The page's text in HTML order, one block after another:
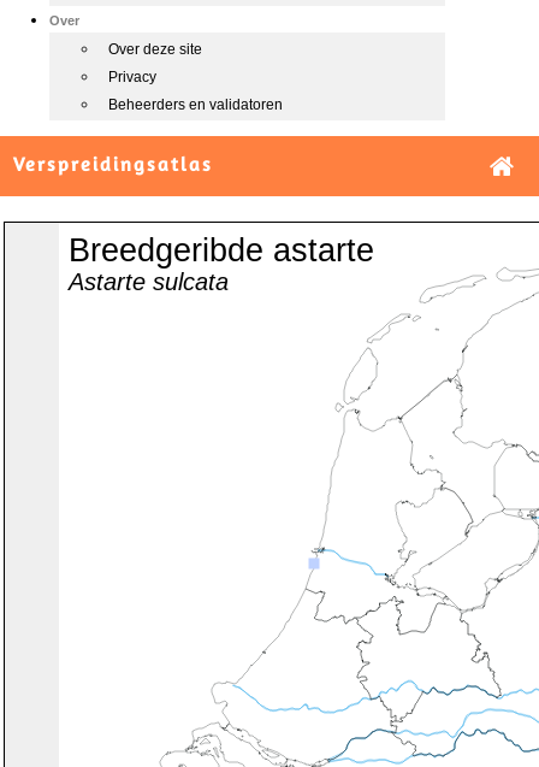
Over
Over deze site
Privacy
Beheerders en validatoren
Verspreidingsatlas